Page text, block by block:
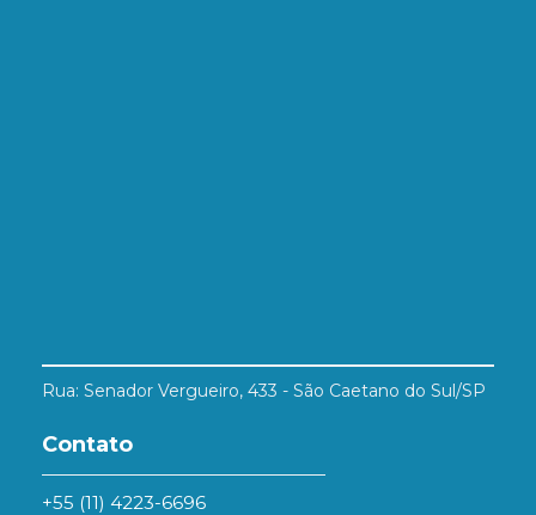
Rua: Senador Vergueiro, 433 - São Caetano do Sul/SP
Contato
+55 (11) 4223-6696